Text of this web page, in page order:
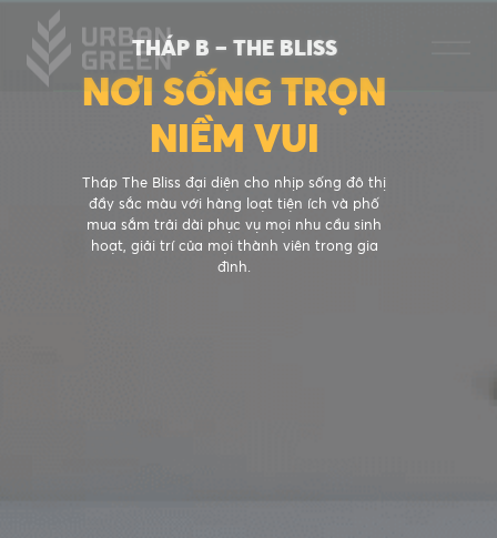
THÁP B – THE BLISS
NƠI SỐNG TRỌN
NIỀM VUI
Tháp The Bliss đại diện cho nhịp sống đô thị
đầy sắc màu với hàng loạt tiện ích và phố
mua sắm trải dài phục vụ mọi nhu cầu sinh
hoạt, giải trí của mọi thành viên trong gia
đình.